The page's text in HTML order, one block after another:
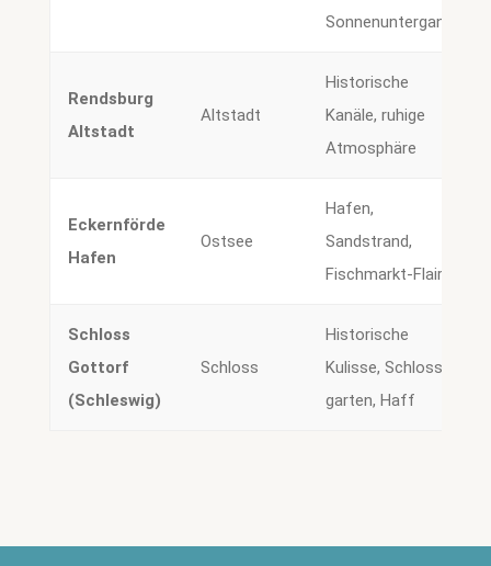
Sonnenuntergang
Rendsburg
Altstadt
Altstadt
Historische
Kanäle, ruhige
Atmosphäre
Eckernförde
Hafen
Ostsee
Hafen,
Sandstrand,
Fischmarkt-Flair
Schloss
Gottorf
(Schleswig)
Schloss
Historische
Kulisse, Schloss­
garten, Haff